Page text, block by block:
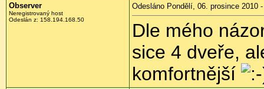
Observer
Neregistrovaný host
Odeslán z: 158.194.168.50
Odesláno Pondělí, 06. prosince 2010
Dle mého
sice 4 dveře,
komfortnější